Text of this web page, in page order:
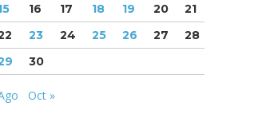
16 17 18 19 20
21
23 24 25 26 27
28
30
Oct »